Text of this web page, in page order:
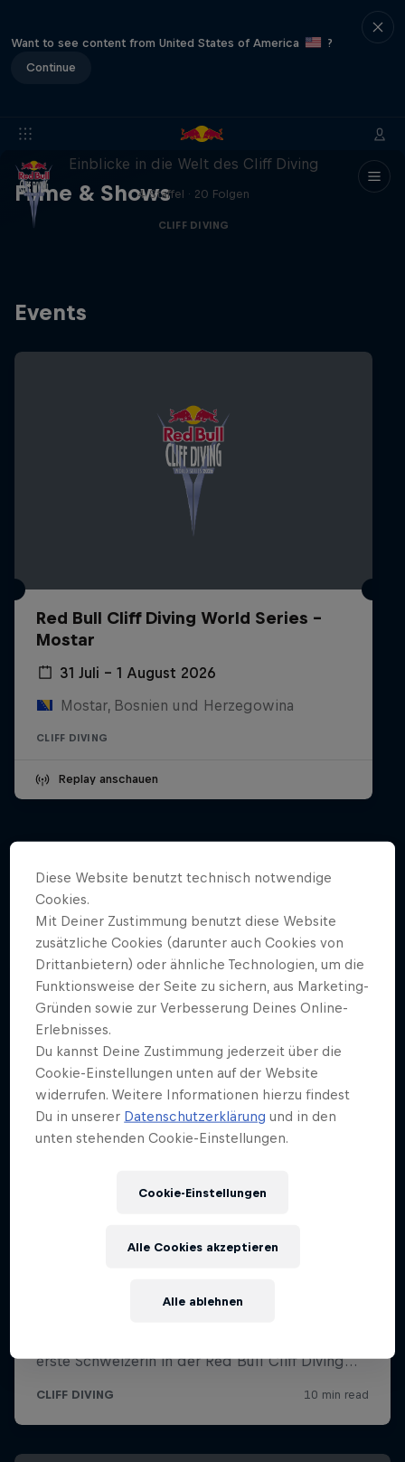
Want to see content from United States of America
?
Continue
Filme & Shows
More than a Dive
Einblicke in die Welt des Cliff Diving
4 Staffel · 20 Folgen
CLIFF DIVING
Events
Red Bull Cliff Diving World Series -
Mostar
31 Juli – 1 August 2026
Mostar, Bosnien und Herzegowina
CLIFF DIVING
Replay anschauen
Mehr davon
Diese Website benutzt technisch notwendige
Cookies.
Mit Deiner Zustimmung benutzt diese Website
zusätzliche Cookies (darunter auch Cookies von
Drittanbietern) oder ähnliche Technologien, um die
Funktionsweise der Seite zu sichern, aus Marketing-
Gründen sowie zur Verbesserung Deines Online-
Erlebnisses.
Du kannst Deine Zustimmung jederzeit über die
Cookie-Einstellungen unten auf der Website
widerrufen. Weitere Informationen hierzu findest
Du in unserer Datenschutzerklärung und in den
unten stehenden Cookie-Einstellungen.
Cookie-Einstellungen
Alle ablehnen
Alle Cookies akzeptieren